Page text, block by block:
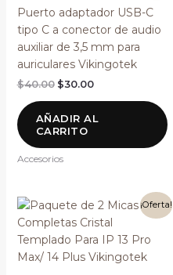
Puerto adaptador USB-C
tipo C a conector de audio
auxiliar de 3,5 mm para
auriculares Vikingotek
$40.00
original
era:
$40.00.
$30.00
actual
es:
$30.00.
AÑADIR AL
CARRITO
Accesorios
¡Oferta!
El
original
era:
$100.00.
El
actual
es:
$60.00.